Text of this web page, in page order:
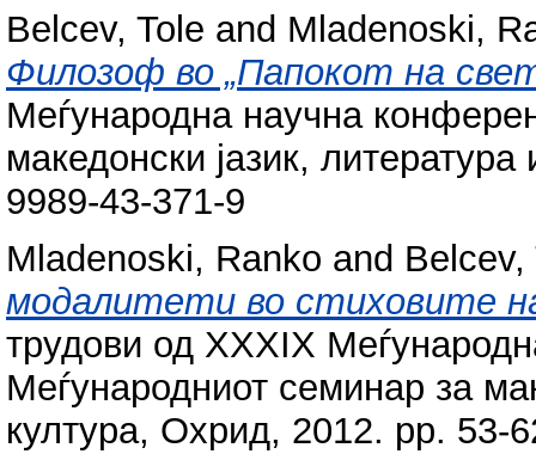
Belcev, Tole and Mladenoski,
Филозоф во „Папокот на
Меѓународна научна
македонски јазик,
9989-43-371-9
Mladenoski, Ranko and Belcev,
модалитети во стиховите
трудови од XXXIX
Меѓународниот семинар за
култура, Охрид, 2012. pp. 53-